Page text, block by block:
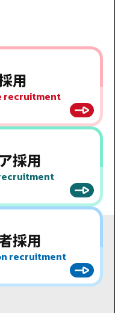
用
recruitment
採用
採用
recruitment